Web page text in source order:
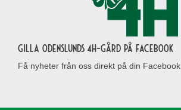
Gilla Odenslunds 4H-gård på Facebook
Få nyheter från oss direkt på din Facebook.